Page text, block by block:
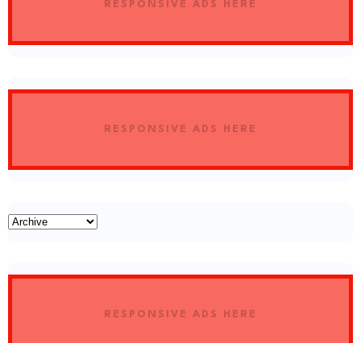
RESPONSIVE ADS HERE
RESPONSIVE ADS HERE
RESPONSIVE ADS HERE